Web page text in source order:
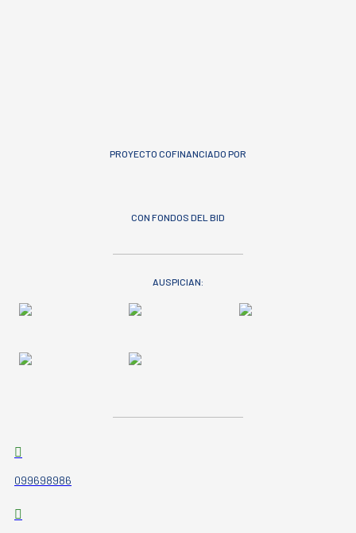
PROYECTO COFINANCIADO POR
CON FONDOS DEL BID
AUSPICIAN:
099698986